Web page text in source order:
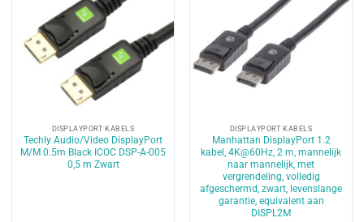
DISPLAYPORT KABELS
Techly Audio/Video DisplayPort
M/M 0.5m Black ICOC DSP-A-005
0,5 m Zwart
DISPLAYPORT KABELS
Manhattan DisplayPort 1.2
kabel, 4K@60Hz, 2 m, mannelijk
naar mannelijk, met
vergrendeling, volledig
afgeschermd, zwart, levenslange
garantie, equivalent aan
DISPL2M